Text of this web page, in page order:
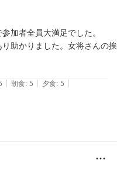
加者全員大満足でした。
助かりました。女将さんの挨
たい仙台が好きになったとの
| 朝食: 5 | 夕食: 5 |